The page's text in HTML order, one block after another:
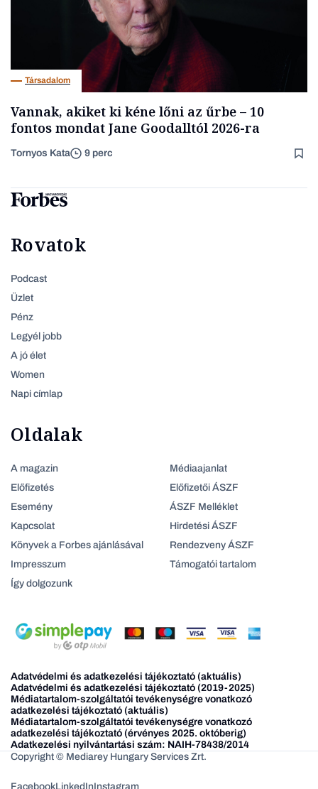
Társadalom
Vannak, akiket ki kéne lőni az űrbe – 10
fontos mondat Jane Goodalltól 2026-ra
Tornyos Kata 9 perc
Rovatok
Podcast
Üzlet
Pénz
Legyél jobb
A jó élet
Women
Napi címlap
Oldalak
A magazin
Előfizetés
Esemény
Kapcsolat
Könyvek a Forbes ajánlásával
Impresszum
Így dolgozunk
Médiaajanlat
Előfizetői ÁSZF
ÁSZF Melléklet
Hirdetési ÁSZF
Rendezveny ÁSZF
Támogatói tartalom
Adatvédelmi és adatkezelési tájékoztató (aktuális)
Adatvédelmi és adatkezelési tájékoztató (2019-2025)
Médiatartalom-szolgáltatói tevékenységre vonatkozó
adatkezelési tájékoztató (aktuális)
Médiatartalom-szolgáltatói tevékenységre vonatkozó
adatkezelési tájékoztató (érvényes 2025. októberig)
Adatkezelési nyilvántartási szám: NAIH-78438/2014
Copyright © Mediarey Hungary Services Zrt.
FacebookLinkedInInstagram